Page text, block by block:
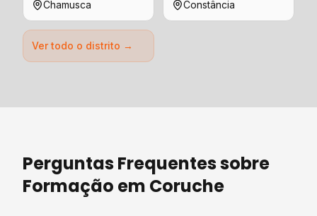
Chamusca Constância
Ver todo o distrito →
Perguntas Frequentes sobre
Formação em Coruche